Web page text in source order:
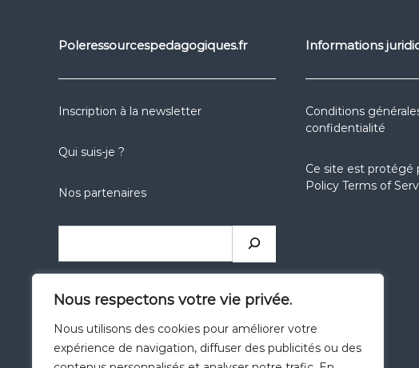
Nous respectons votre vie privée.
Nous utilisons des cookies pour améliorer votre
expérience de navigation, diffuser des publicités ou des
Poleressourcespedagogiques.fr
Inscription à la newsletter
Qui suis-je ?
Nos partenaires
Catégories
Informations
Conditions
confidentialité
Ce site est protégé
Policy Terms of